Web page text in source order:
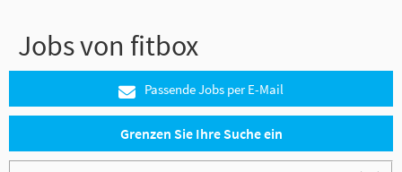
Jobs von fitbox
Passende Jobs per E-Mail
Grenzen Sie Ihre Suche ein